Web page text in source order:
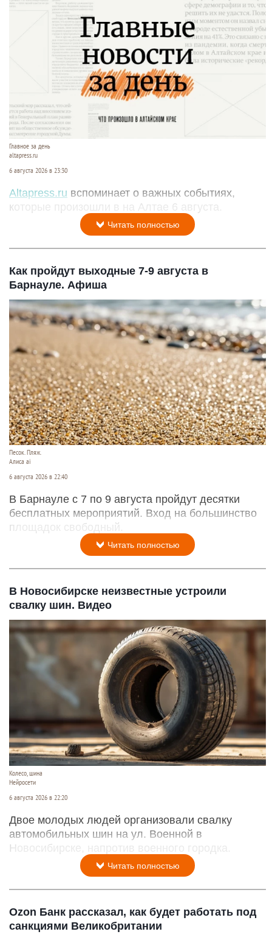
Главное за день
altapress.ru
6 августа 2026 в 23:30
Altapress.ru вспоминает о важных событиях,
которые произошли в на Алтае 6 августа.
Читать полностью
Как пройдут выходные 7-9 августа в
Барнауле. Афиша
Песок. Пляж.
Алиса ai
6 августа 2026 в 22:40
В Барнауле с 7 по 9 августа пройдут десятки
бесплатных мероприятий. Вход на большинство
площадок свободный.
Читать полностью
В Новосибирске неизвестные устроили
свалку шин. Видео
Колесо, шина
Нейросети
6 августа 2026 в 22:20
Двое молодых людей организовали свалку
автомобильных шин на ул. Военной в
Новосибирске, напротив военного городка.
Читать полностью
Ozon Банк рассказал, как будет работать под
санкциями Великобритании